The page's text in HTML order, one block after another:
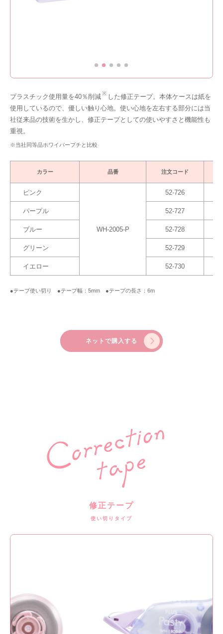
プラスチック使用量を40％削減※ した修正テープ。本体ケースは紙を
使用しているので、優しい触り心地。使い心地を左右する部分には当
社従来品の技術を生かし、修正テープとしての使いやすさと機能性も
重視。
※当社同等品ホワイパープチと比較
カラー 品番 注文コード
ピンク
WH-2005-P
52-726
パープル 52-727
ブルー 52-728
グリーン 52-729
イエロー 52-730
●テープ使い切り ●テープ幅：5mm ●テープの長さ：6m
ネットで購入する
修正テープ
使い切りタイプ